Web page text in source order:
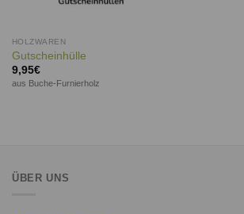
HOLZWAREN
Gutscheinhülle
9,95€
aus Buche-Furnierholz
ÜBER UNS